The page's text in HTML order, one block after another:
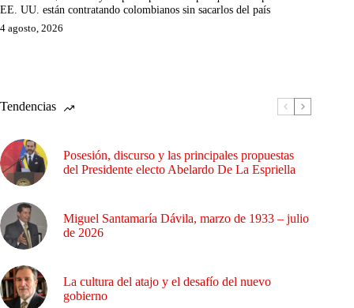
EE. UU. están contratando colombianos sin sacarlos del país
4 agosto, 2026
Tendencias
Posesión, discurso y las principales propuestas
del Presidente electo Abelardo De La Espriella
Miguel Santamaría Dávila, marzo de 1933 – julio
de 2026
La cultura del atajo y el desafío del nuevo
gobierno